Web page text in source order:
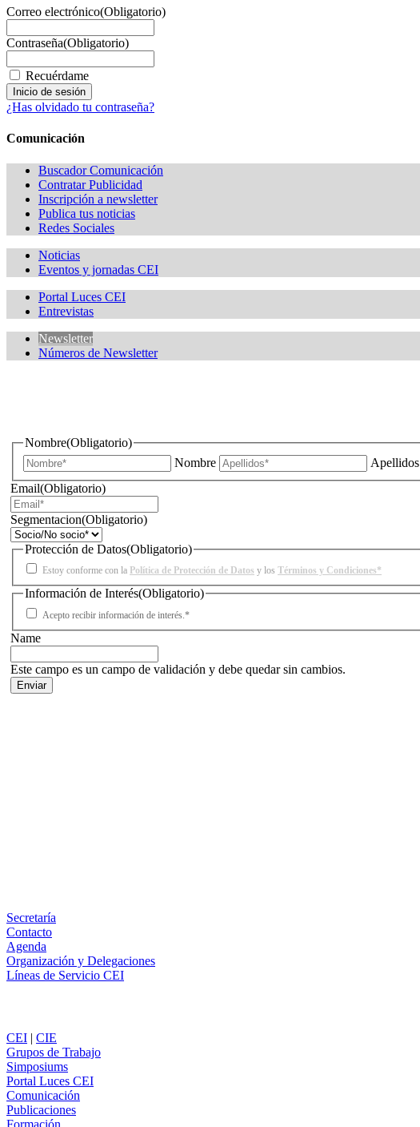
Correo electrónico(Obligatorio)
Contraseña(Obligatorio)
Recuérdame
¿Has olvidado tu contraseña?
Comunicación
Buscador Comunicación
Contratar Publicidad
Inscripción a newsletter
Publica tus noticias
Redes Sociales
Noticias
Eventos y jornadas CEI
Portal Luces CEI
Entrevistas
Newsletter
Números de Newsletter
Nombre(Obligatorio)
Nombre
Apellidos
Email(Obligatorio)
Segmentacion(Obligatorio)
Protección de Datos(Obligatorio)
Estoy conforme con la Política de Protección de Datos y los Términos y Condiciones*
Información de Interés(Obligatorio)
Acepto recibir información de interés.*
Name
Este campo es un campo de validación y debe quedar sin cambios.
Secretaría
Contacto
Agenda
Organización y Delegaciones
Líneas de Servicio CEI
CEI | CIE
Grupos de Trabajo
Simposiums
Portal Luces CEI
Comunicación
Publicaciones
Formación